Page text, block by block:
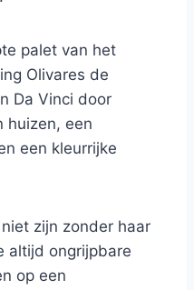
palet van het
Olivares de
Da Vinci door
huizen, een
een kleurrijke
zijn zonder haar
altijd ongrijpbare
op een